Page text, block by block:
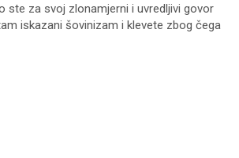
ste za svoj zlonamjerni i uvredljivi govor
iskazani šovinizam i klevete zbog čega